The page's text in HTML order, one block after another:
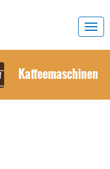
Kaffeemaschinen